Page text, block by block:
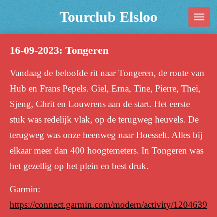
de
Tourclub Elsloo
16-09-2023: Tongeren
Vandaag de beloofde rit naar Tongeren, de route van
Hub en Frans Pepels. Giel, Erna, Tine, Pierre, Thei,
Sjeng, Chrit en Louwrens aan de start. Het eerste
stuk was redelijk vlak, op de terugweg heuvels. De
terugweg was onze heenweg naar Hoesselt. Alles bij
elkaar meer dan 400 hoogtemeters. In Tongeren was
het gezellig op het plein en best druk.
Garmin:
https://connect.garmin.com/modern/activity/1204639